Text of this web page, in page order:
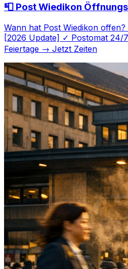
📮 Post Wiedikon
Wann hat Post Wiedikon
[2026 Update] ✓ Postomat
Feiertage → Jetzt Zeiten